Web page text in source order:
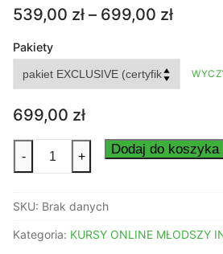
539,00 zł – 699,00 złZakres
539,00
do
699,00
Pakiety
699,00 zł
Kurs
Instruktora
FITNESS
- + Dodaj do koszyka
SKU: Brak danych
Kategoria: KURSY ONLINE MŁODSZY